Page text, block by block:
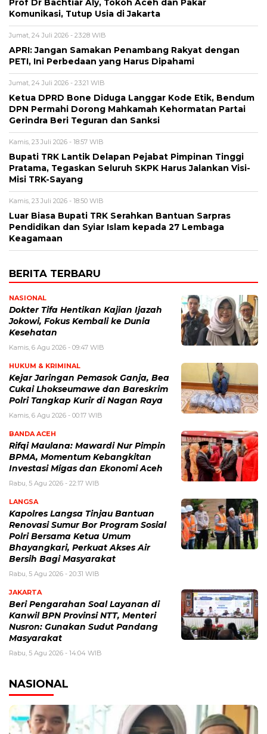
Prof Dr Bachtiar Aly, Tokoh Aceh dan Pakar
Komunikasi, Tutup Usia di Jakarta
Jumat, 24 Juli 2026 - 23:28 WIB
APRI: Jangan Samakan Penambang Rakyat dengan
PETI, Ini Perbedaan yang Harus Dipahami
Jumat, 24 Juli 2026 - 23:21 WIB
Ketua DPRD Bone Diduga Langgar Kode Etik, Bendum
DPN Permahi Dorong Mahkamah Kehormatan Partai
Gerindra Beri Teguran dan Sanksi
Kamis, 23 Juli 2026 - 18:57 WIB
Bupati TRK Lantik Delapan Pejabat Pimpinan Tinggi
Pratama, Tegaskan Seluruh SKPK Harus Jalankan Visi-
Misi TRK-Sayang
Kamis, 23 Juli 2026 - 18:50 WIB
Luar Biasa Bupati TRK Serahkan Bantuan Sarpras
Pendidikan dan Syiar Islam kepada 27 Lembaga
Keagamaan
BERITA TERBARU
NASIONAL
Dokter Tifa Hentikan Kajian Ijazah
Jokowi, Fokus Kembali ke Dunia
Kesehatan
Kamis, 6 Agu 2026 - 09:47 WIB
HUKUM & KRIMINAL
Kejar Jaringan Pemasok Ganja, Bea
Cukai Lhokseumawe dan Bareskrim
Polri Tangkap Kurir di Nagan Raya
Kamis, 6 Agu 2026 - 00:17 WIB
BANDA ACEH
Rifqi Maulana: Mawardi Nur Pimpin
BPMA, Momentum Kebangkitan
Investasi Migas dan Ekonomi Aceh
Rabu, 5 Agu 2026 - 22:17 WIB
LANGSA
Kapolres Langsa Tinjau Bantuan
Renovasi Sumur Bor Program Sosial
Polri Bersama Ketua Umum
Bhayangkari, Perkuat Akses Air
Bersih Bagi Masyarakat
Rabu, 5 Agu 2026 - 20:31 WIB
JAKARTA
Beri Pengarahan Soal Layanan di
Kanwil BPN Provinsi NTT, Menteri
Nusron: Gunakan Sudut Pandang
Masyarakat
Rabu, 5 Agu 2026 - 14:04 WIB
NASIONAL